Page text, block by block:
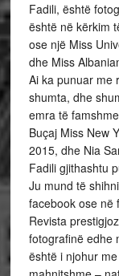
Fadili, është
është në kërkim
ose një Miss
dhe Miss
Ai ka punuar me
shumta, dhe
emra të
Buçaj Miss New
2015, dhe Nia
Fadili gjithashtu
Ju mund të
facebook ose në
Revista
fotografinë edhe
është i njohur